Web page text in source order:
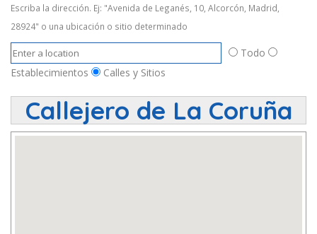
Escriba la dirección. Ej: "Avenida de Leganés, 10, Alcorcón, Madrid,
28924" o una ubicación o sitio determinado
Todo
Establecimientos
Calles y Sitios
Callejero de La Coruña